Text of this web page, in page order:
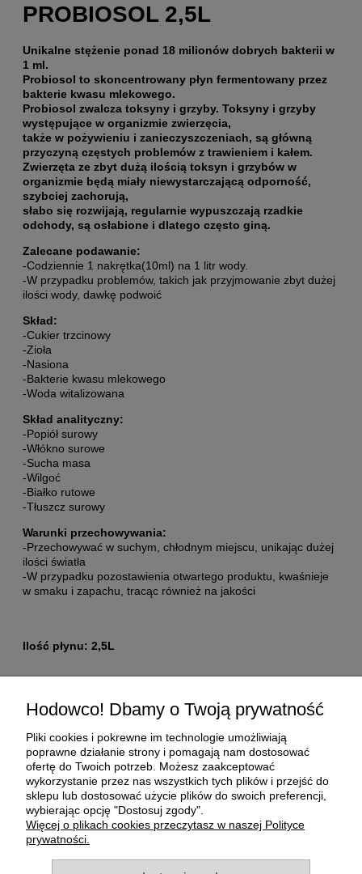
PROBIOSOL 2,5L
Unikalne stężenie ponad 18 milionów dobrych bakterii w
1 ml.
Probiosol to skoncentrowany płyn fermentowany przez
bakterie kwasu mlekowego.
Probiosol zwalcza toksyny i grzyby. Toksyny i grzyby
występujące w organizmie zwierzęcia,
także w pożywieniu i zanieczyszczeniach, są główną
przyczyną częstych problemów z trawieniem i kałem.
Zwierzęta ze zbyt dużą ilością toksyn i grzybów w
organizmie będą miały niewystarczającą odporność,
szybciej zachorują,
słabo się rozwijają, regularnie wypuszczają rzadkie
odchody, są osłabione i dlatego często giną.
Zalecane podawanie:
-Codziennie 1 nakrętka(10ml) na 1 litr wody.
-W przypadku problemów, takich jak przyjmowanie zbyt dużej
ilości wody, dawkę podwoić
Skład:
-Cukier trzcinowy
-Zioła
-Nasiona
-Bakterie kwasu mlekowego
-Woda witalizowana
Skład analityczny:
-Popiół surowy
-Włókno surowe
-Sucha masa
-Wilgoć
-Białko rutowe
-Tłuszcz surowy
Warunki przechowywania:
-Przechowywać w suchym, chłodnym miejscu, unikając dużej
ilości światła
-W przypadku pozostawienia otwartego produktu, kwaśnieje
w smaku i zapachu, tracąc również na jakości
Ilość płynu: 2,5L
Moje konto
Płatności i dostawa
O nas
Informacje
Hodowco! Dbamy o Twoją prywatność
Pliki cookies i pokrewne im technologie umożliwiają
poprawne działanie strony i pomagają nam dostosować
ofertę do Twoich potrzeb. Możesz zaakceptować
wykorzystanie przez nas wszystkich tych plików i przejść do
sklepu lub dostosować użycie plików do swoich preferencji,
wybierając opcję "Dostosuj zgody".
Więcej o plikach cookies przeczytasz w naszej Polityce
prywatności.